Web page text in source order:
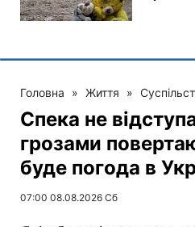
Головна » Життя »
Спека не
грозами
буде погода в
07:00 08.08.2026 Сб